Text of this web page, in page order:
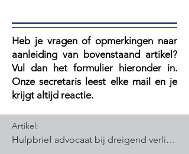
Heb je vragen of opmerkingen naar
aanleiding van bovenstaand artikel?
Vul dan het formulier hieronder in.
Onze secretaris leest elke mail en je
krijgt altijd reactie.
Artikel: